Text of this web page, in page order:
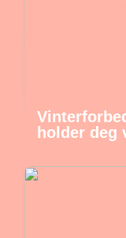
holder deg